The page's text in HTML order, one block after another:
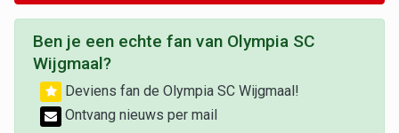
Ben je een echte fan van Olympia SC
Wijgmaal?
Deviens fan de Olympia SC Wijgmaal!
Ontvang nieuws per mail